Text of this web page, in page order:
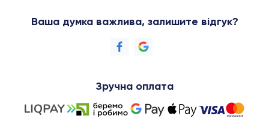
Ваша думка важлива, залишите відгук?
Зручна оплата